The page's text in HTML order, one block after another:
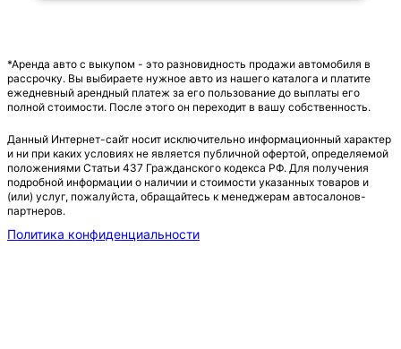
*Аренда авто с выкупом - это разновидность продажи автомобиля в
рассрочку. Вы выбираете нужное авто из нашего каталога и платите
ежедневный арендный платеж за его пользование до выплаты его
полной стоимости. После этого он переходит в вашу собственность.
Данный Интернет-сайт носит исключительно информационный характер
и ни при каких условиях не является публичной офертой, определяемой
положениями Статьи 437 Гражданского кодекса РФ. Для получения
подробной информации о наличии и стоимости указанных товаров и
(или) услуг, пожалуйста, обращайтесь к менеджерам автосалонов-
партнеров.
Политика конфиденциальности